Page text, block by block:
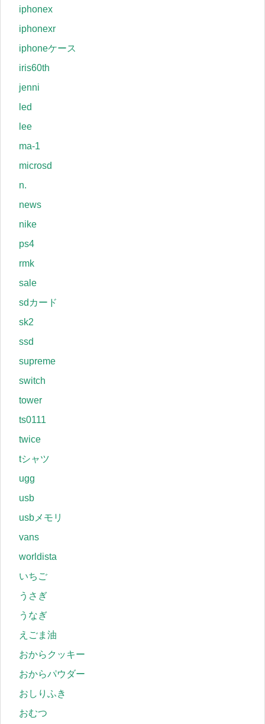
iphonex
iphonexr
iphoneケース
iris60th
jenni
led
lee
ma-1
microsd
n.
news
nike
ps4
rmk
sale
sdカード
sk2
ssd
supreme
switch
tower
ts0111
twice
tシャツ
ugg
usb
usbメモリ
vans
worldista
いちご
うさぎ
うなぎ
えごま油
おからクッキー
おからパウダー
おしりふき
おむつ